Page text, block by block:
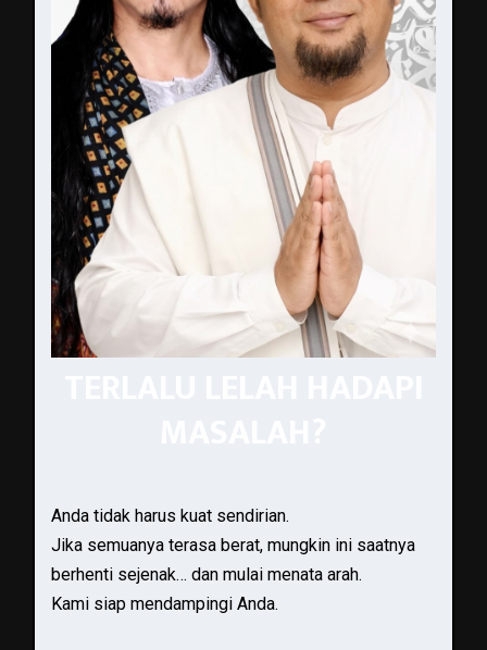
Anda tidak harus kuat sendirian.
Jika semuanya terasa berat, mungkin ini saatnya
berhenti sejenak… dan mulai menata arah.
Kami siap mendampingi Anda.